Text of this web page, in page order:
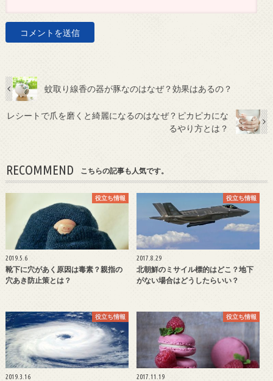
蚊取り線香の器が豚なのはなぜ？効果はあるの？
レシートで爪を磨くと綺麗になるのはなぜ？ピカピカにな
るやり方とは？
RECOMMEND こちらの記事も人気です。
役立ち情報
2019.5.6
靴下に穴があく原因は毒素？親指の
穴あき防止策とは？
役立ち情報
2017.8.29
北朝鮮のミサイル標的はどこ？地下
がない場合はどうしたらいい？
役立ち情報
2019.3.16
役立ち情報
2017.11.19